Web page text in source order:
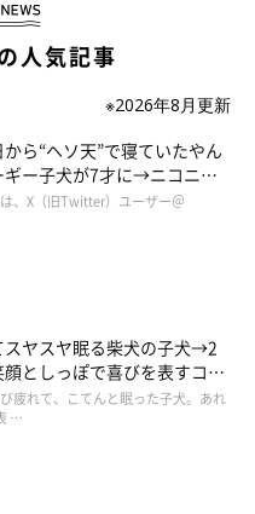
人気記事
※2026年8月更新
ら“ヘソ天”で寝ていたやん
ギー子犬が7才に→ニコニ
スマイル”が魅力のコに成
、X（旧Twitter）ユーザー＠
スヤスヤ眠る柴犬の子犬→2
としっぽで喜びを表すコに
疲れて、こてんと眠った子犬。あれ
…